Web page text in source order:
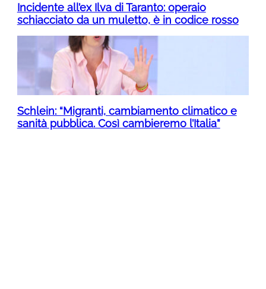
Incidente all’ex Ilva di Taranto: operaio
schiacciato da un muletto, è in codice rosso
Schlein: “Migranti, cambiamento climatico e
sanità pubblica. Così cambieremo l’Italia”